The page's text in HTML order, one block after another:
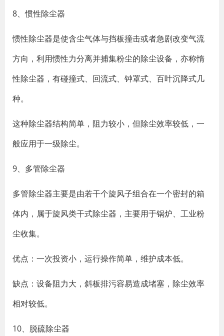
8、惯性除尘器
惯性除尘器是使含尘气体与挡板撞击或者急剧改变气流
方向，利用惯性力分离并捕集粉尘的除尘设备，亦称惰
性除尘器，有碰撞式、回流式、钟罩式、百叶沉降式几
种。
这种除尘器结构简单，阻力较小，但除尘效率较低，一
般应用于一级除尘。
9、多管除尘器
多管除尘器主要是由若干个旋风子组合在一个密封的箱
体内，属于旋风类干式除尘器，主要用于锅炉、工业粉
尘收集。
优点：一次投资小，运行操作简单，维护成本低。
缺点：设备阻力大，斜板排污容易造成堵塞，除尘效率
相对较低。
10、脱硫除尘器